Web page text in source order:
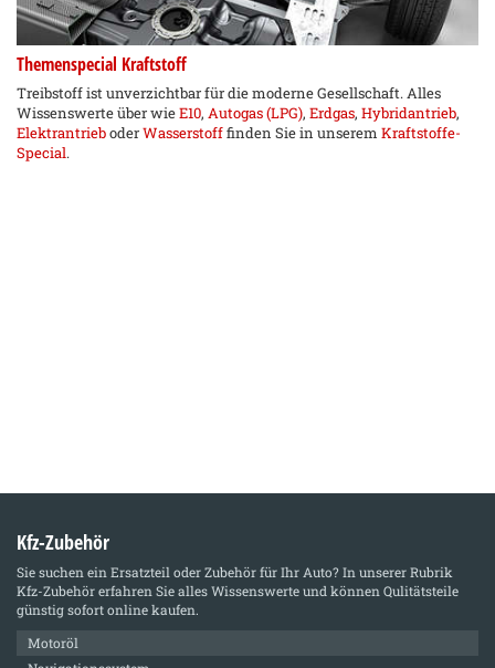
Themenspecial Kraftstoff
Treibstoff ist unverzichtbar für die moderne Gesellschaft. Alles
Wissenswerte über wieE10, Autogas (LPG), Erdgas, Hybridantrieb,
ElektrantrieboderWasserstofffinden Sie in unserem Kraftstoffe-
Special.
Kfz-Zubehör
Sie suchen ein Ersatzteil oder Zubehör für Ihr Auto? In unserer Rubrik
Kfz-Zubehörerfahren Sie alles Wissenswerte und können Qulitätsteile
günstig sofort online kaufen.
Motoröl